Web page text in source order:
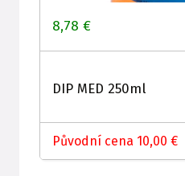
8,78 €
DIP MED 250ml
Původní cena 10,00 €